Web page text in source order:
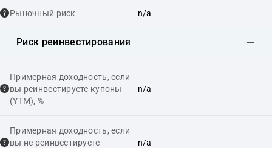
Рыночный риск n/a
Риск реинвестирования
Примерная доходность, если
вы реинвестируете купоны
(YTM), %
n/a
Примерная доходность, если
вы не реинвестируете
n/a